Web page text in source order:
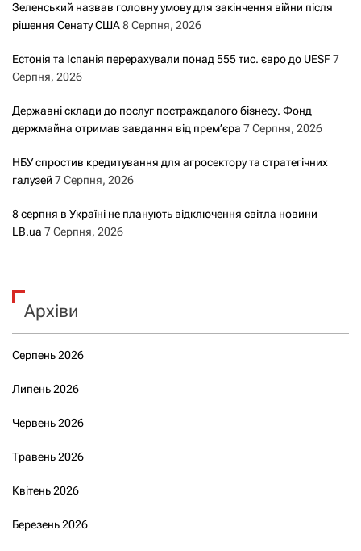
Зеленський назвав головну умову для закінчення війни після
рішення Сенату США8 Серпня, 2026
Естонія та Іспанія перерахували понад 555 тис. євро до UESF7
Серпня, 2026
Державні склади до послуг постраждалого бізнесу. Фонд
держмайна отримав завдання від прем’єра 7 Серпня, 2026
НБУ спростив кредитування для агросектору та стратегічних
галузей 7 Серпня, 2026
8 серпня в Україні не планують відключення світла новини
LB.ua 7 Серпня, 2026
Архіви
Серпень 2026
Липень 2026
Червень 2026
Травень 2026
Квітень 2026
Березень 2026